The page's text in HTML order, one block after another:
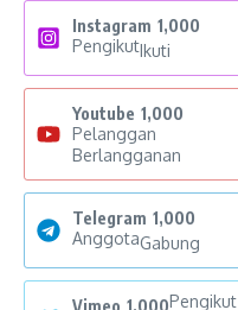
Instagram 1,000
PengikutIkuti
Youtube 1,000
Pelanggan
Berlangganan
Telegram 1,000
AnggotaGabung
Pengikut